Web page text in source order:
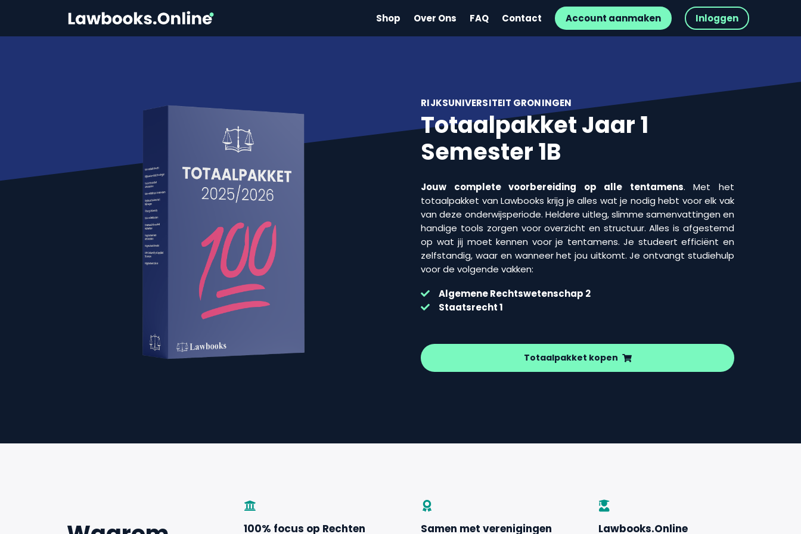
Shop Over Ons FAQ Contact Account aanmaken Inloggen
RIJKSUNIVERSITEIT GRONINGEN
Totaalpakket Jaar 1
Semester 1B
Jouw complete voorbereiding op alle tentamens. Met het
totaalpakket van Lawbooks krijg je alles wat je nodig hebt voor elk vak
van deze onderwijsperiode. Heldere uitleg, slimme samenvattingen en
handige tools zorgen voor overzicht en structuur. Alles is afgestemd
op wat jij moet kennen voor je tentamens. Je studeert efficiënt en
zelfstandig, waar en wanneer het jou uitkomt. Je ontvangt studiehulp
voor de volgende vakken:
Algemene Rechtswetenschap 2
Staatsrecht 1
Totaalpakket kopen
100% focus op Rechten Samen met verenigingen Lawbooks.Online